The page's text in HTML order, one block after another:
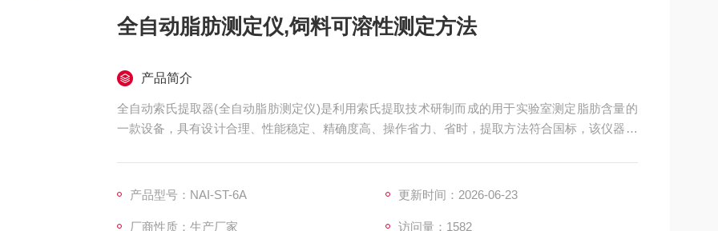
全自动脂肪测定仪,饲料可溶性测定方法
产品简介
全自动索氏提取器(全自动脂肪测定仪)是利用索氏提取技术研制而成的用于实验室测定脂肪含量的
一款设备，具有设计合理、性能稳定、精确度高、操作省力、省时，提取方法符合国标，该仪器具
溶性测定方法
产品型号：NAI-ST-6A 更新时间：2026-06-23
厂商性质：生产厂家 访问量：1582